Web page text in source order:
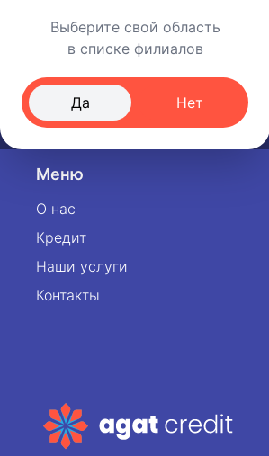
Выберите свой область
в списке филиалов
Да Нет
К сожалению, на текущий
Меню
О нас
Кредит
Наши услуги
Контакты